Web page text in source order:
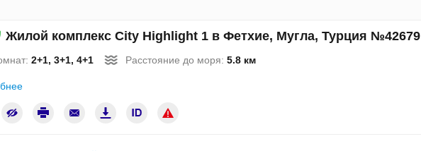
Жилой комплекс City Highlight 1 в Фетхие, Мугла, Турция №42679
2+1, 3+1, 4+1 Расстояние до моря: 5.8 км